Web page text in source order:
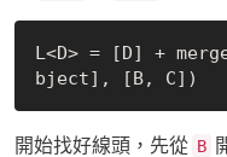
L<D> = [D] +
開始找好線頭，先從 B